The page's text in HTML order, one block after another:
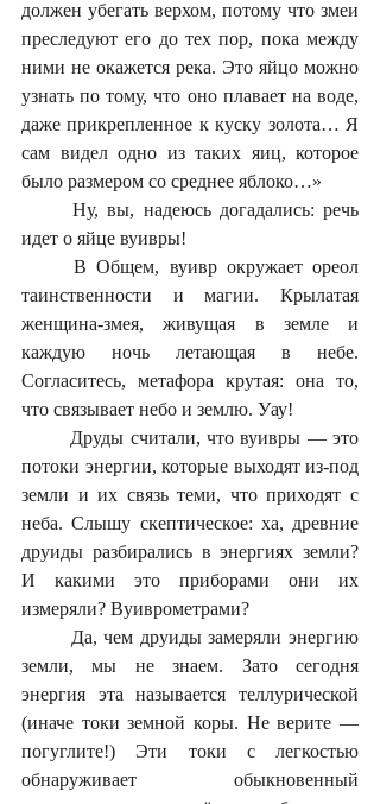
должен убегать верхом, потому что змеи
преследуют его до тех пор, пока между
ними не окажется река. Это яйцо можно
узнать по тому, что оно плавает на воде,
даже прикрепленное к куску золота… Я
сам видел одно из таких яиц, которое
было размером со среднее яблоко…»
	Ну, вы, надеюсь догадались: речь
идет о яйце вуивры!
	В Общем, вуивр окружает ореол
таинственности и магии. Крылатая
женщина-змея, живущая в земле и
каждую ночь летающая в небе.
Согласитесь, метафора крутая: она то,
что связывает небо и землю. Уау!
потоки энергии, которые выходят из-под
земли и их связь теми, что приходят с
неба. Слышу скептическое: ха, древние
друиды разбирались в энергиях земли?
И какими это приборами они их
измеряли? Вуиврометрами?
земли, мы не знаем. Зато сегодня
энергия эта называется теллурической
(иначе токи земной коры. Не верите —
погуглите!) Эти токи с легкостью
обнаруживает обыкновенный